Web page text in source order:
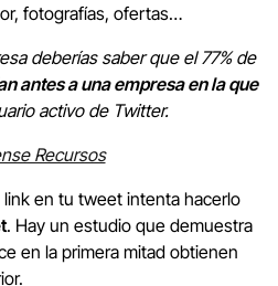
fotografías, ofertas…
deberías saber que el 77% de
antes a una empresa en la que
activo de Twitter.
Recursos
link en tu tweet intenta hacerlo
. Hay un estudio que demuestra
en la primera mitad obtienen